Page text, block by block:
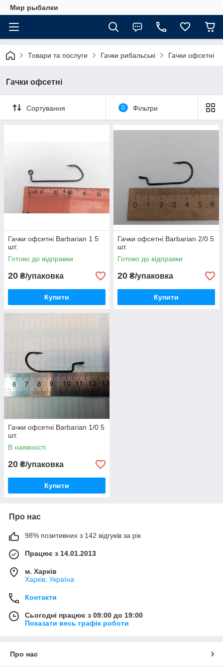
Мир рыбалки
Товари та послуги Гачки рибальські Гачки офсетні
Гачки офсетні
Сортування 0 Фільтри
Гачки офсетні Barbarian 1 5
шт.
Готово до відправки
20 ₴/упаковка
Купити
Гачки офсетні Barbarian 2/0 5
шт.
Готово до відправки
20 ₴/упаковка
Купити
Гачки офсетні Barbarian 1/0 5
шт.
В наявності
20 ₴/упаковка
Купити
Про нас
98% позитивних з 142 відгуків за рік
Працює з 14.01.2013
м. Харків
Харків, Україна
Контакти
Сьогодні працює з 09:00 до 19:00
Показати весь графік роботи
Про нас